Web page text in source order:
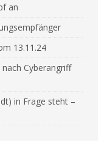
an
13.11.24
Cyberangriff
in Frage steht –